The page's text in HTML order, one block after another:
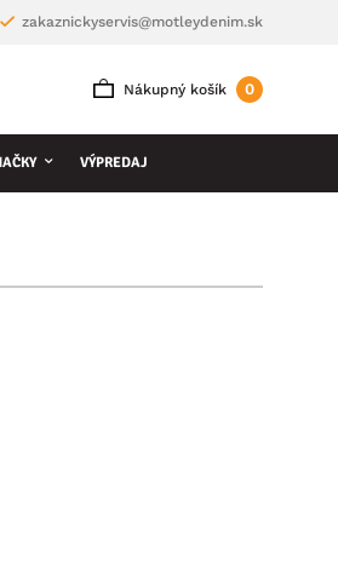
zakaznickyservis@motleydenim.sk
Nákupný košík 0
VÝPREDAJ